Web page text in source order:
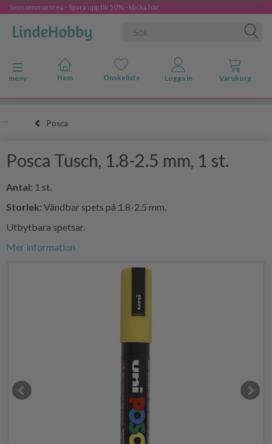
Sensommarsrea - Spara upp till 50% - klicka här
Ändra navigering
meny
Posca
Posca Tusch, 1.8-2.5 mm, 1 st.
Antal: 1 st.
Storlek: Vändbar spets på 1.8-2.5 mm.
Utbytbara spetsar.
Mer information